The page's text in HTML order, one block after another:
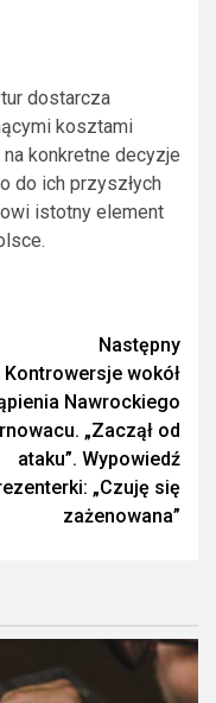
dostarcza
kosztami
konkretne decyzje
do ich przyszłych
istotny element
Następny
Kontrowersje wokół
Nawrockiego
„Zaczął od
ataku”. Wypowiedź
„Czuję się
zażenowana”